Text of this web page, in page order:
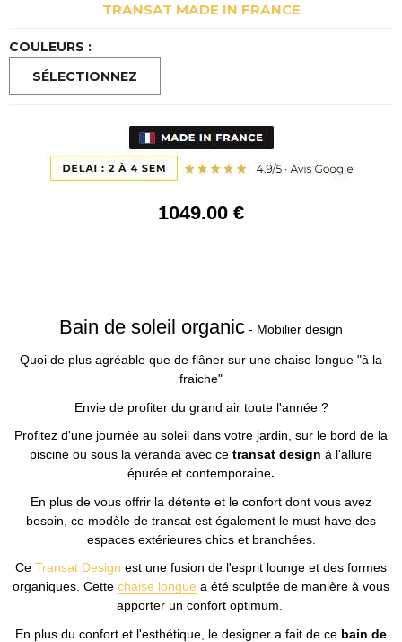
TRANSAT MADE IN FRANCE
COULEURS :
1049.00 €
Bain de soleil organic - Mobilier design
Quoi de plus agréable que de flâner sur une chaise longue "à la
fraiche"
Envie de profiter du grand air toute l'année ?
Profitez d'une journée au soleil dans votre jardin, sur le bord de la
piscine ou sous la véranda avec ce transat design à l'allure
épurée et contemporaine.
En plus de vous offrir la détente et le confort dont vous avez
besoin, ce modèle de transat est également le must have des
espaces extérieures chics et branchées.
Ce Transat Design est une fusion de l'esprit lounge et des formes
organiques. Cette chaise longue a été sculptée de manière à vous
apporter un confort optimum.
En plus du confort et l'esthétique, le designer a fait de ce bain de